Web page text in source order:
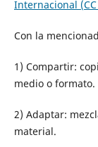
Internacional (CC
Con la
1) Compartir:
medio o formato.
2) Adaptar:
material.